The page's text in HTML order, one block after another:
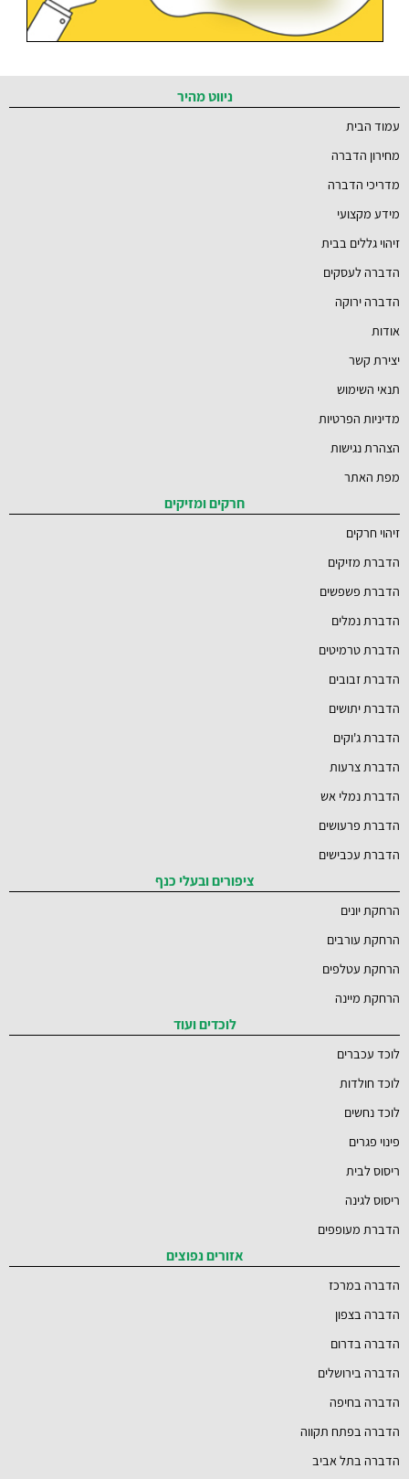
ניווט מהיר
עמוד הבית
מחירון הדברה
מדריכי הדברה
מידע מקצועי
זיהוי גללים בבית
הדברה לעסקים
הדברה ירוקה
אודות
יצירת קשר
תנאי השימוש
מדיניות הפרטיות
הצהרת נגישות
מפת האתר
חרקים ומזיקים
זיהוי חרקים
הדברת מזיקים
הדברת פשפשים
הדברת נמלים
הדברת טרמיטים
הדברת זבובים
הדברת יתושים
הדברת ג'וקים
הדברת צרעות
הדברת נמלי אש
הדברת פרעושים
הדברת עכבישים
ציפורים ובעלי כנף
הרחקת יונים
הרחקת עורבים
הרחקת עטלפים
הרחקת מיינה
לוכדים ועוד
לוכד עכברים
לוכד חולדות
לוכד נחשים
פינוי פגרים
ריסוס לבית
ריסוס לגינה
הדברת מעופפים
אזורים נפוצים
הדברה במרכז
הדברה בצפון
הדברה בדרום
הדברה בירושלים
הדברה בחיפה
הדברה בפתח תקווה
הדברה בתל אביב